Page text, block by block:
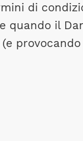
di
quando il